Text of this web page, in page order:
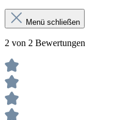
Menü schließen
2 von 2 Bewertungen